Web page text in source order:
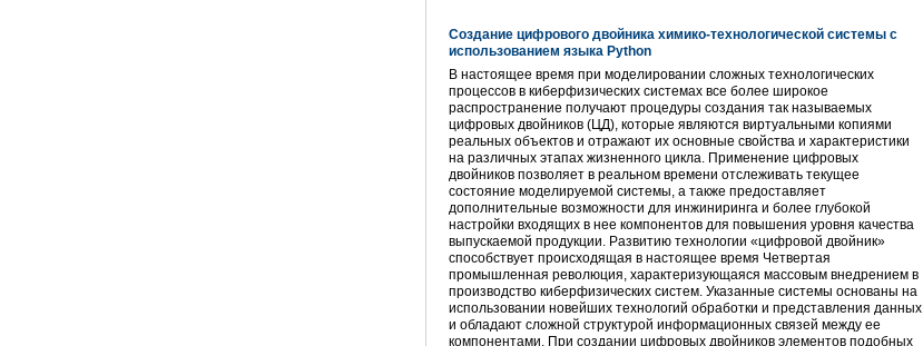
Создание цифрового двойника химико-технологической системы с
использованием языка Python
В настоящее время при моделировании сложных технологических
процессов в киберфизических системах все более широкое
распространение получают процедуры создания так называемых
цифровых двойников (ЦД), которые являются виртуальными копиями
реальных объектов и отражают их основные свойства и характеристики
на различных этапах жизненного цикла. Применение цифровых
двойников позволяет в реальном времени отслеживать текущее
состояние моделируемой системы, а также предоставляет
дополнительные возможности для инжиниринга и более глубокой
настройки входящих в нее компонентов для повышения уровня качества
выпускаемой продукции. Развитию технологии «цифровой двойник»
способствует происходящая в настоящее время Четвертая
промышленная революция, характеризующаяся массовым внедрением в
производство киберфизических систем. Указанные системы основаны на
использовании новейших технологий обработки и представления данных
и обладают сложной структурой информационных связей между ее
компонентами. При создании цифровых двойников элементов подобных